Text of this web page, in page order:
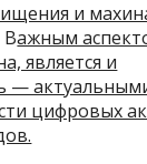
и
Важным
является и
—
цифровых